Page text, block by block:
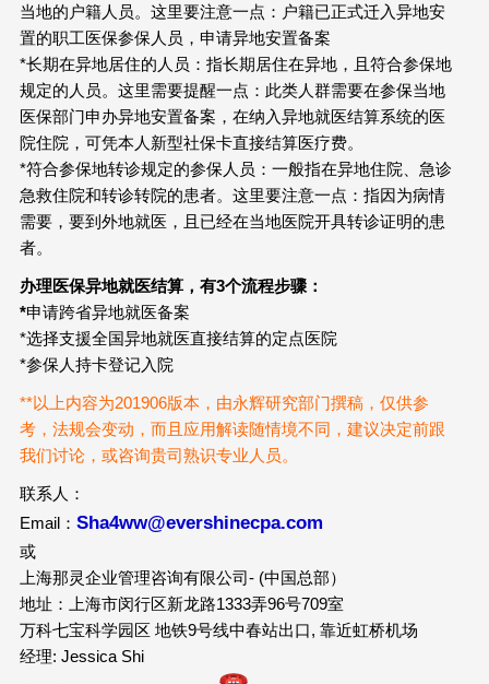
当地的户籍人员。这里要注意一点：户籍已正式迁入异地安
置的职工医保参保人员，申请异地安置备案
*长期在异地居住的人员：指长期居住在异地，且符合参保地
规定的人员。这里需要提醒一点：此类人群需要在参保当地
医保部门申办异地安置备案，在纳入异地就医结算系统的医
院住院，可凭本人新型社保卡直接结算医疗费。
*符合参保地转诊规定的参保人员：一般指在异地住院、急诊
急救住院和转诊转院的患者。这里要注意一点：指因为病情
需要，要到外地就医，且已经在当地医院开具转诊证明的患
者。
办理医保异地就医结算，有3个流程步骤：
*申请跨省异地就医备案
*选择支援全国异地就医直接结算的定点医院
*参保人持卡登记入院
**以上内容为201906版本，由永辉研究部门撰稿，仅供参
考，法规会变动，而且应用解读随情境不同，建议决定前跟
我们讨论，或咨询贵司熟识专业人员。
联系人：
Email： Sha4ww@evershinecpa.com
或
上海那灵企业管理咨询有限公司- (中国总部）
地址：上海市闵行区新龙路1333弄96号709室
万科七宝科学园区 地铁9号线中春站出口, 靠近虹桥机场
经理: Jessica Shi